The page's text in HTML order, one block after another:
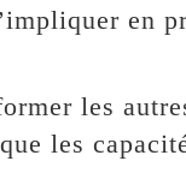
en
les
les